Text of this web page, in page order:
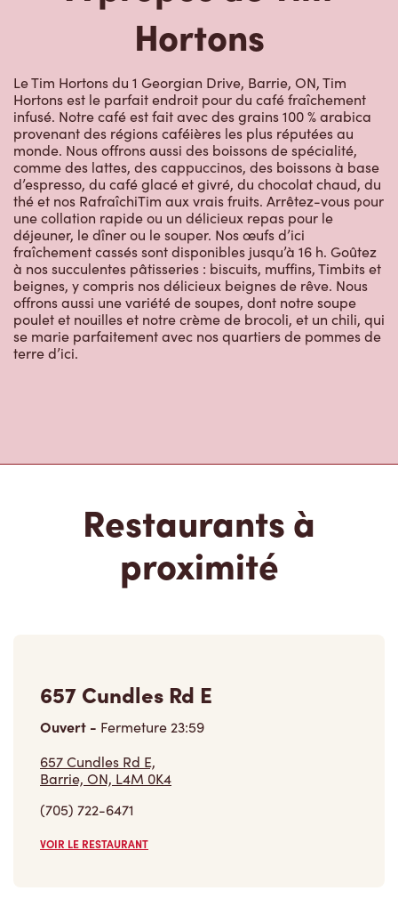
Hortons
Le Tim Hortons du 1 Georgian Drive, Barrie, ON, Tim
Hortons est le parfait endroit pour du café fraîchement
infusé. Notre café est fait avec des grains 100 % arabica
provenant des régions caféières les plus réputées au
monde. Nous offrons aussi des boissons de spécialité,
comme des lattes, des cappuccinos, des boissons à base
d’espresso, du café glacé et givré, du chocolat chaud, du
thé et nos RafraîchiTim aux vrais fruits. Arrêtez-vous pour
une collation rapide ou un délicieux repas pour le
déjeuner, le dîner ou le souper. Nos œufs d’ici
fraîchement cassés sont disponibles jusqu’à 16 h. Goûtez
à nos succulentes pâtisseries : biscuits, muffins, Timbits et
beignes, y compris nos délicieux beignes de rêve. Nous
offrons aussi une variété de soupes, dont notre soupe
poulet et nouilles et notre crème de brocoli, et un chili, qui
se marie parfaitement avec nos quartiers de pommes de
terre d’ici.
Restaurants à
proximité
657 Cundles Rd E
Ouvert - Fermeture23:59
657 Cundles Rd E,
Barrie, ON, L4M 0K4
(705) 722-6471
VOIR LE RESTAURANT